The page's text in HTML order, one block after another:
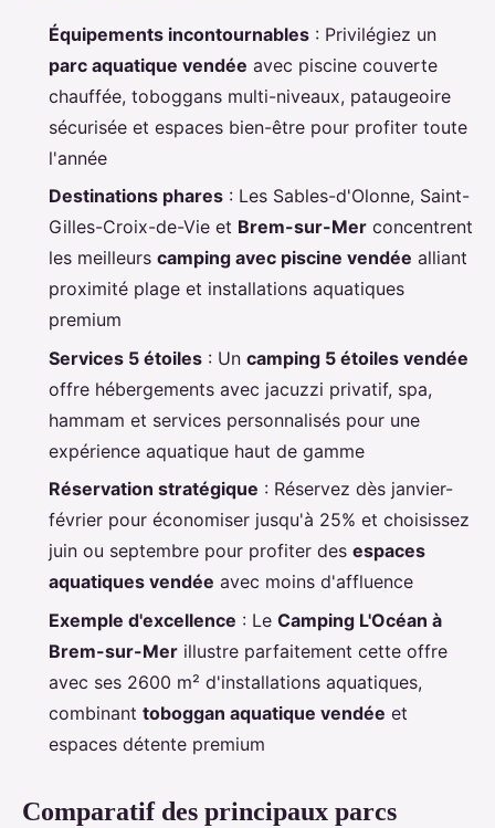
Équipements incontournables : Privilégiez un
parc aquatique vendée avec piscine couverte
chauffée, toboggans multi-niveaux, pataugeoire
sécurisée et espaces bien-être pour profiter toute
l'année
Destinations phares : Les Sables-d'Olonne, Saint-
Gilles-Croix-de-Vie et Brem-sur-Mer concentrent
les meilleurs camping avec piscine vendée alliant
proximité plage et installations aquatiques
premium
Services 5 étoiles : Un camping 5 étoiles vendée
offre hébergements avec jacuzzi privatif, spa,
hammam et services personnalisés pour une
expérience aquatique haut de gamme
Réservation stratégique : Réservez dès janvier-
février pour économiser jusqu'à 25% et choisissez
juin ou septembre pour profiter des espaces
aquatiques vendée avec moins d'affluence
Exemple d'excellence : Le Camping L'Océan à
Brem-sur-Mer illustre parfaitement cette offre
avec ses 2600 m² d'installations aquatiques,
combinant toboggan aquatique vendée et
espaces détente premium
Comparatif des principaux parcs